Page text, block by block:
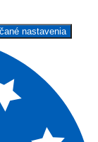
nastavenia